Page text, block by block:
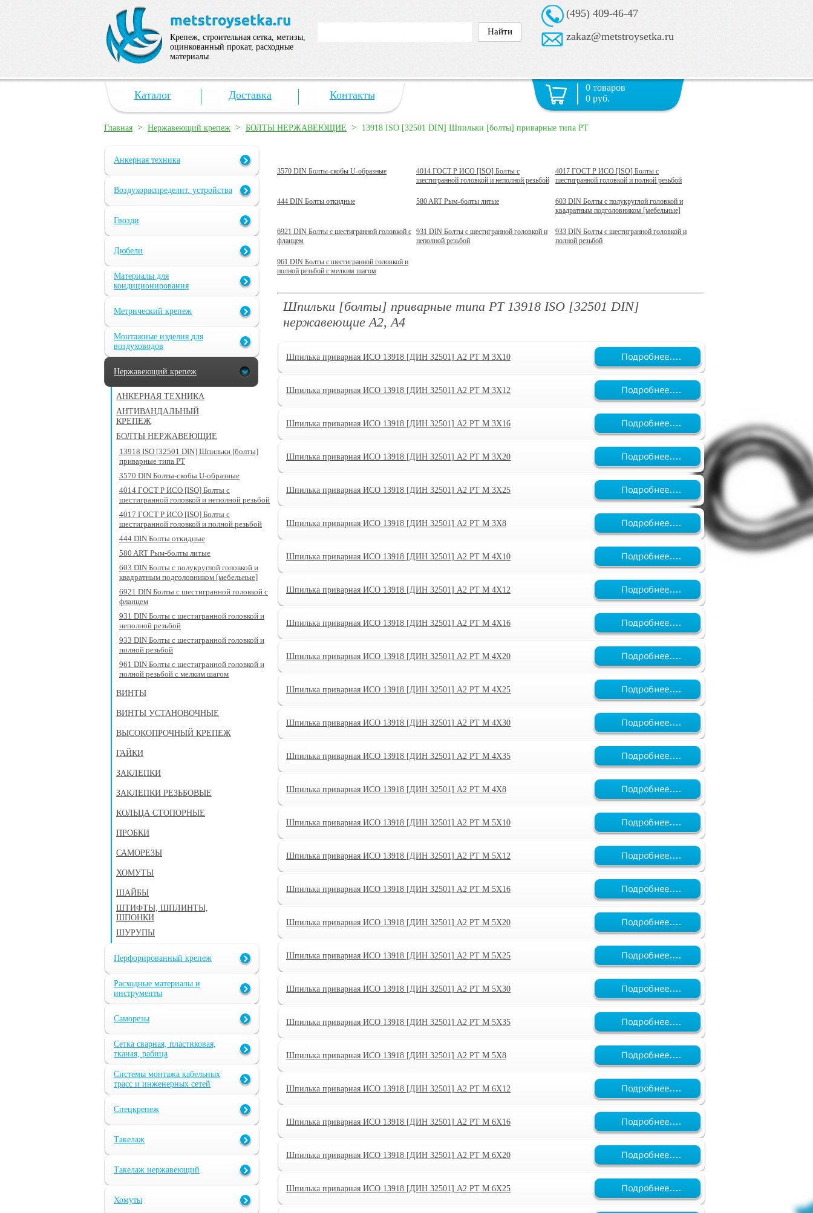
Крепеж, строительная сетка, метизы,
оцинкованный прокат, расходные
материалы
(495) 409-46-47
zakaz@metstroysetka.ru
Каталог Доставка Контакты
0 товаров
0 руб.
Главная > Нержавеющий крепеж > БОЛТЫ НЕРЖАВЕЮЩИЕ > 13918 ISO [32501 DIN] Шпильки [болты] приварные типа PT
Анкерная техника
Воздухораспределит. устройства
Гвозди
Дюбели
Материалы для
кондиционирования
Метрический крепеж
Монтажные изделия для
воздуховодов
Нержавеющий крепеж
АНКЕРНАЯ ТЕХНИКА
АНТИВАНДАЛЬНЫЙ
КРЕПЕЖ
БОЛТЫ НЕРЖАВЕЮЩИЕ
13918 ISO [32501 DIN] Шпильки [болты]
приварные типа PT
3570 DIN Болты-скобы U-образные
4014 ГОСТ Р ИСО [ISO] Болты с
шестигранной головкой и неполной резьбой
4017 ГОСТ Р ИСО [ISO] Болты с
шестигранной головкой и полной резьбой
444 DIN Болты откидные
580 ART Рым-болты литые
603 DIN Болты с полукруглой головкой и
квадратным подголовником [мебельные]
6921 DIN Болты с шестигранной головкой с
фланцем
931 DIN Болты с шестигранной головкой и
неполной резьбой
933 DIN Болты с шестигранной головкой и
полной резьбой
961 DIN Болты с шестигранной головкой и
полной резьбой с мелким шагом
ВИНТЫ
ВИНТЫ УСТАНОВОЧНЫЕ
ВЫСОКОПРОЧНЫЙ КРЕПЕЖ
ГАЙКИ
ЗАКЛЕПКИ
ЗАКЛЕПКИ РЕЗЬБОВЫЕ
КОЛЬЦА СТОПОРНЫЕ
ПРОБКИ
САМОРЕЗЫ
ХОМУТЫ
ШАЙБЫ
ШТИФТЫ, ШПЛИНТЫ,
ШПОНКИ
ШУРУПЫ
Перфорированный крепеж
Расходные материалы и
инструменты
Саморезы
Сетка сварная, пластиковая,
тканая, рабица
Системы монтажа кабельных
трасс и инженерных сетей
Спецкрепеж
Такелаж
Такелаж нержавеющий
Хомуты
3570 DIN Болты-скобы U-образные
4014 ГОСТ Р ИСО [ISO] Болты с
шестигранной головкой и неполной резьбой
4017 ГОСТ Р ИСО [ISO] Болты с
шестигранной головкой и полной резьбой
444 DIN Болты откидные 580 ART Рым-болты литые
603 DIN Болты с полукруглой головкой и
квадратным подголовником [мебельные]
6921 DIN Болты с шестигранной головкой с
фланцем
931 DIN Болты с шестигранной головкой и
неполной резьбой
933 DIN Болты с шестигранной головкой и
полной резьбой
961 DIN Болты с шестигранной головкой и
полной резьбой с мелким шагом
Шпильки [болты] приварные типа PT 13918 ISO [32501 DIN]
нержавеющие А2, А4
Шпилька приварная ИСО 13918 [ДИН 32501] А2 PT M 3X10
Шпилька приварная ИСО 13918 [ДИН 32501] А2 PT M 3X12
Шпилька приварная ИСО 13918 [ДИН 32501] А2 PT M 3X16
Шпилька приварная ИСО 13918 [ДИН 32501] А2 PT M 3X20
Шпилька приварная ИСО 13918 [ДИН 32501] А2 PT M 3X25
Шпилька приварная ИСО 13918 [ДИН 32501] А2 PT M 3X8
Шпилька приварная ИСО 13918 [ДИН 32501] А2 PT M 4X10
Шпилька приварная ИСО 13918 [ДИН 32501] А2 PT M 4X12
Шпилька приварная ИСО 13918 [ДИН 32501] А2 PT M 4X16
Шпилька приварная ИСО 13918 [ДИН 32501] А2 PT M 4X20
Шпилька приварная ИСО 13918 [ДИН 32501] А2 PT M 4X25
Шпилька приварная ИСО 13918 [ДИН 32501] А2 PT M 4X30
Шпилька приварная ИСО 13918 [ДИН 32501] А2 PT M 4X35
Шпилька приварная ИСО 13918 [ДИН 32501] А2 PT M 4X8
Шпилька приварная ИСО 13918 [ДИН 32501] А2 PT M 5X10
Шпилька приварная ИСО 13918 [ДИН 32501] А2 PT M 5X12
Шпилька приварная ИСО 13918 [ДИН 32501] А2 PT M 5X16
Шпилька приварная ИСО 13918 [ДИН 32501] А2 PT M 5X20
Шпилька приварная ИСО 13918 [ДИН 32501] А2 PT M 5X25
Шпилька приварная ИСО 13918 [ДИН 32501] А2 PT M 5X30
Шпилька приварная ИСО 13918 [ДИН 32501] А2 PT M 5X35
Шпилька приварная ИСО 13918 [ДИН 32501] А2 PT M 5X8
Шпилька приварная ИСО 13918 [ДИН 32501] А2 PT M 6X12
Шпилька приварная ИСО 13918 [ДИН 32501] А2 PT M 6X16
Шпилька приварная ИСО 13918 [ДИН 32501] А2 PT M 6X20
Шпилька приварная ИСО 13918 [ДИН 32501] А2 PT M 6X25